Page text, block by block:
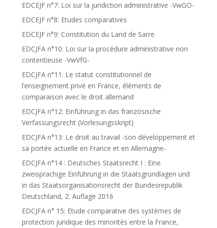
EDCEJF n°7: Loi sur la juridiction administrative -VwGO-
EDCEJF n°8: Etudes comparatives
EDCEJF n°9: Constitution du Land de Sarre
EDCJFA n°10: Loi sur la procédure administrative non
contentieuse -VwVfG-
EDCJFA n°11: Le statut constitutionnel de
l’enseignement privé en France, éléments de
comparaison avec le droit allemand
EDCJFA n°12: Einführung in das französische
Verfassungsrecht (Vorlesungsskript)
EDCJFA n°13: Le droit au travail -son développement et
sa portée actuelle en France et en Allemagne-
EDCJFA n°14 : Deutsches Staatsrecht I : Eine
zweisprachige Einführung in die Staatsgrundlagen und
in das Staatsorganisationsrecht der Bundesrepublik
Deutschland, 2. Auflage 2016
EDCJFA n° 15: Etude comparative des systèmes de
protection juridique des minorités entre la France,